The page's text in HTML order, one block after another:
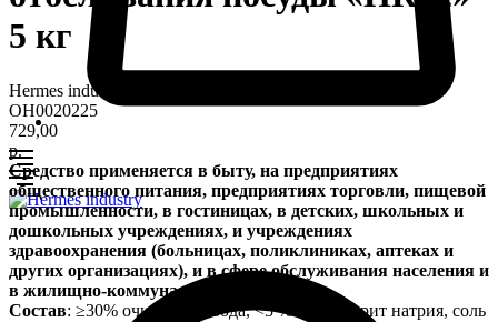
5 кг
Hermes industry
OH0020225
729,00
р.
Средство применяется в быту, на предприятиях
общественного питания, предприятиях торговли, пищевой
промышленности, в гостиницах, в детских, школьных и
дошкольных учреждениях, и учреждениях
здравоохранения (больницах, поликлиниках, аптеках и
других организациях), и в сфере обслуживания населения и
в жилищно-коммунальном хозяйстве.
Состав: ≥30% очищенная вода, <5 % гипохлорит натрия, соль